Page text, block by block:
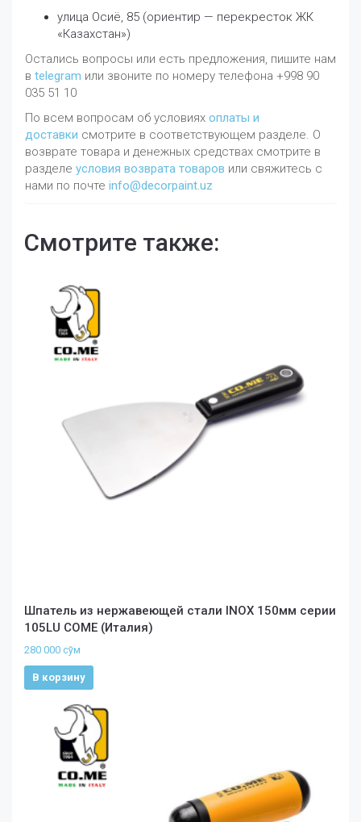
улица Осиё, 85 (ориентир — перекресток ЖК
«Казахстан»)
Остались вопросы или есть предложения, пишите нам
в telegram или звоните по номеру телефона +998 90
035 51 10
По всем вопросам об условиях оплаты и
доставки смотрите в соответствующем разделе. О
возврате товара и денежных средствах смотрите в
разделе условия возврата товаров или свяжитесь с
нами по почте info@decorpaint.uz
Смотрите также:
Шпатель из нержавеющей стали INOX 150мм серии
105LU COME (Италия)
280 000 сўм
В корзину